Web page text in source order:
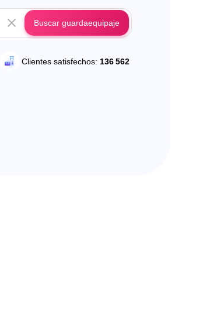
Buscar guardaequipaje
Clientes satisfechos: 136 562